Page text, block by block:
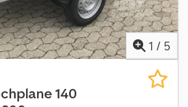
1 / 5
140